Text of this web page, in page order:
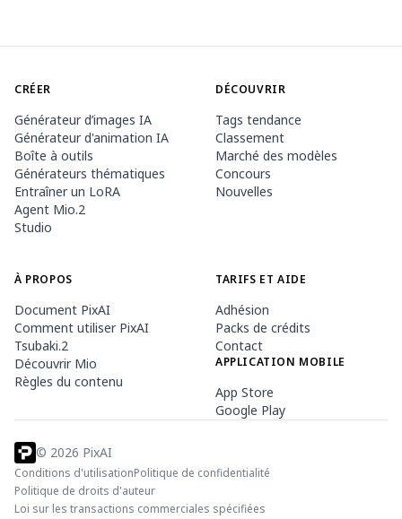
CRÉER
Générateur d’images IA
Générateur d'animation IA
Boîte à outils
Générateurs thématiques
Entraîner un LoRA
Agent Mio.2
Studio
DÉCOUVRIR
Tags tendance
Classement
Marché des modèles
Concours
Nouvelles
À PROPOS
Document PixAI
Comment utiliser PixAI
Tsubaki.2
Découvrir Mio
Règles du contenu
TARIFS ET AIDE
Adhésion
Packs de crédits
Contact
APPLICATION MOBILE
App Store
Google Play
© 2026 PixAI
Conditions d'utilisationPolitique de confidentialité
Politique de droits d'auteur
Loi sur les transactions commerciales spécifiées